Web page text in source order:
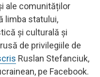
ale comunităților
limba statului,
și culturală și
de privilegiile de
Ruslan Stefanciuk,
pe Facebook.